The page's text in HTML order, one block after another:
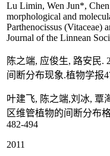
Lu Limin, Wen Jun*,
morphological and
Parthenocissus (Vitaceae)
Journal of the Linnean
陈之端, 应俊生, 路安民.
间断分布现象.植物学报
叶建飞, 陈之端,刘冰, 覃
区维管植物的间断分布
482-494
2011